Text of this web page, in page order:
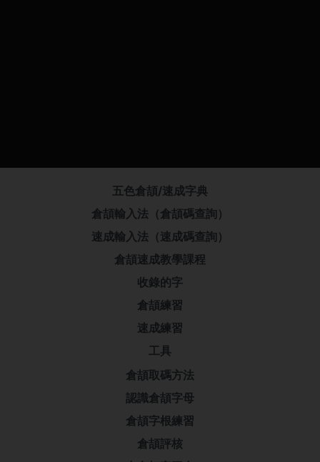
五色倉頡/速成字典
倉頡輸入法（倉頡碼查詢）
速成輸入法（速成碼查詢）
倉頡速成教學課程
收錄的字
倉頡練習
速成練習
工具
倉頡取碼方法
認識倉頡字母
倉頡字根練習
倉頡評核